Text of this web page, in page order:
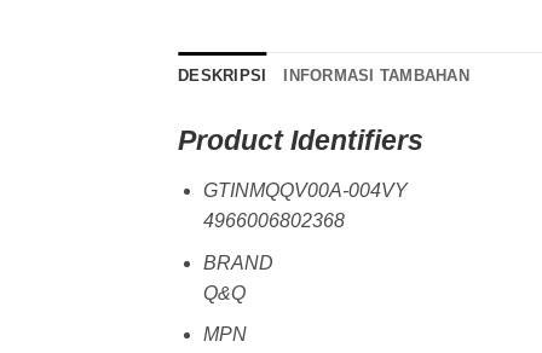
DESKRIPSI INFORMASI TAMBAHAN
Product Identifiers
GTINMQQV00A-004VY
4966006802368
BRAND
Q&Q
MPN